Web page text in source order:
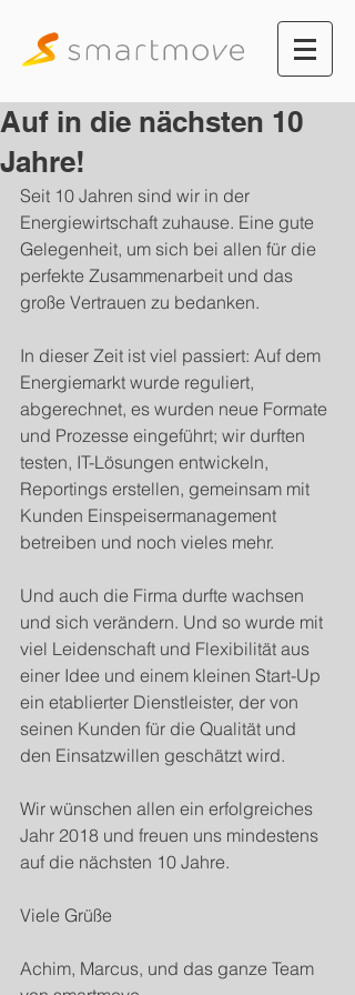
Auf in die nächsten 10
Jahre!
Seit 10 Jahren sind wir in der
Energiewirtschaft zuhause. Eine gute
Gelegenheit, um sich bei allen für die
perfekte Zusammenarbeit und das
große Vertrauen zu bedanken.
In dieser Zeit ist viel passiert: Auf dem
Energiemarkt wurde reguliert,
abgerechnet, es wurden neue Formate
und Prozesse eingeführt; wir durften
testen, IT-Lösungen entwickeln,
Reportings erstellen, gemeinsam mit
Kunden Einspeisermanagement
betreiben und noch vieles mehr.
Und auch die Firma durfte wachsen
und sich verändern. Und so wurde mit
viel Leidenschaft und Flexibilität aus
einer Idee und einem kleinen Start-Up
ein etablierter Dienstleister, der von
seinen Kunden für die Qualität und
den Einsatzwillen geschätzt wird.
Wir wünschen allen ein erfolgreiches
Jahr 2018 und freuen uns mindestens
auf die nächsten 10 Jahre.
Viele Grüße
Achim, Marcus, und das ganze Team